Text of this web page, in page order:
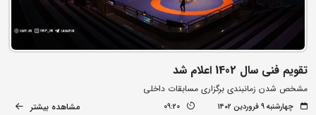
تقویم فنی سال 1402 اعلام شد
مشخص شدن زمانبندی برگزاری مسابقات داخلی
چهارشنبه ۹ فروردین ۱۴۰۲ 09:20 مشاهده بیشتر